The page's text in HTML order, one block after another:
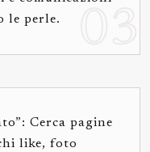
le perle.
Cerca pagine
like, foto